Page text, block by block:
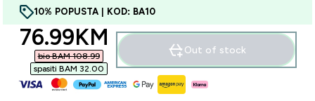
10% POPUSTA | KOD: BA10
discounted price
76.99KM‎
bio BAM 108.99‎
spasiti BAM 32.00‎
Out of stock